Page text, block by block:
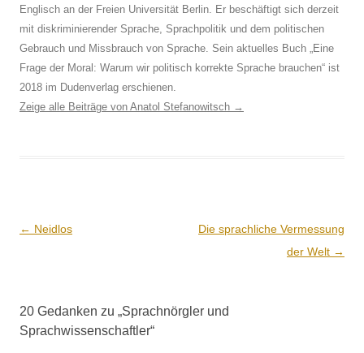
Englisch an der Freien Universität Berlin. Er beschäftigt sich derzeit
mit diskriminierender Sprache, Sprachpolitik und dem politischen
Gebrauch und Missbrauch von Sprache. Sein aktuelles Buch „Eine
Frage der Moral: Warum wir politisch korrekte Sprache brauchen“ ist
2018 im Dudenverlag erschienen.
Zeige alle Beiträge von Anatol Stefanowitsch →
Beitrags-
← Neidlos
Die sprachliche Vermessung
der Welt →
20 Gedanken zu „Sprachnörgler und
Sprachwissenschaftler“